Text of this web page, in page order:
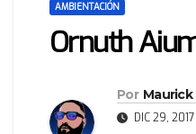
AMBIENTACIÓN
Ornuth
Por
DIC 29, 2017